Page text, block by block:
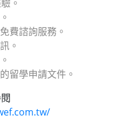
。
費諮詢服務。
。
留學申請文件。